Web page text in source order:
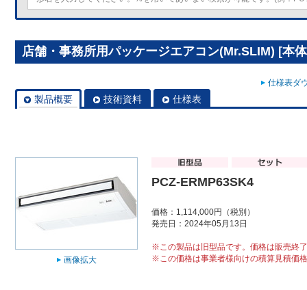
店舗・事務所用パッケージエアコン(Mr.SLIM) [本
仕様表ダ
製品概要 技術資料 仕様表
画像拡大
PCZ-ERMP63SK4
価格：1,114,000円（税別）
発売日：2024年05月13日
※この製品は旧型品です。価格は販売終
※この価格は事業者様向けの積算見積価